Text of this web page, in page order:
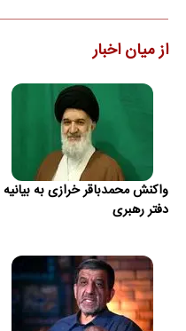
از میان اخبار
واکنش محمدباقر خرازی به بیانیه
دفتر رهبری